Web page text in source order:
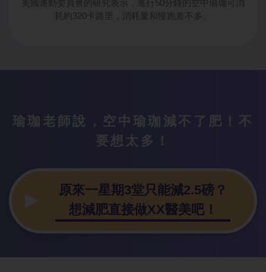
美國運動委員會的研究表示，進行50分鐘的空中瑜珈可消
耗約320卡路里，消耗量和慢跑差不多。
瑜珈老師說，空中瑜珈減不了肥！不
要想太多！
原來一星期3堂只能減2.5磅？
想減肥直接做XX醫美吧！